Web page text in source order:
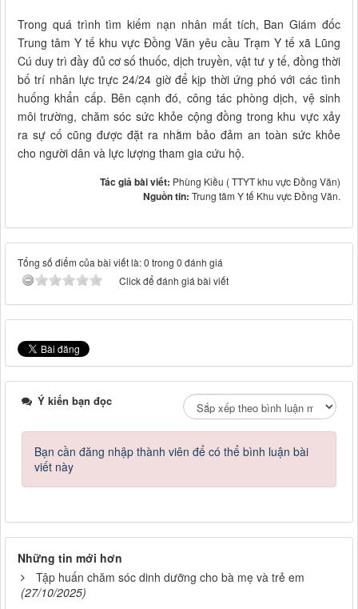
Trong quá trình tìm kiếm nạn nhân mất tích, Ban Giám đốc
Trung tâm Y tế khu vực Đồng Văn yêu cầu Trạm Y tế xã Lũng
Cú duy trì đầy đủ cơ số thuốc, dịch truyền, vật tư y tế, đồng thời
bố trí nhân lực trực 24/24 giờ để kịp thời ứng phó với các tình
huống khẩn cấp. Bên cạnh đó, công tác phòng dịch, vệ sinh
môi trường, chăm sóc sức khỏe cộng đồng trong khu vực xảy
ra sự cố cũng được đặt ra nhằm bảo đảm an toàn sức khỏe
cho người dân và lực lượng tham gia cứu hộ.
Tác giả bài viết: Phùng Kiều ( TTYT khu vực Đồng Văn)
Nguồn tin: Trung tâm Y tế Khu vực Đồng Văn.
Tổng số điểm của bài viết là: 0 trong 0 đánh giá
Click để đánh giá bài viết
Ý kiến bạn đọc
Bạn cần đăng nhập thành viên để có thể bình luận bài
viết này
Những tin mới hơn
Tập huấn chăm sóc dinh dưỡng cho bà mẹ và trẻ em
(27/10/2025)